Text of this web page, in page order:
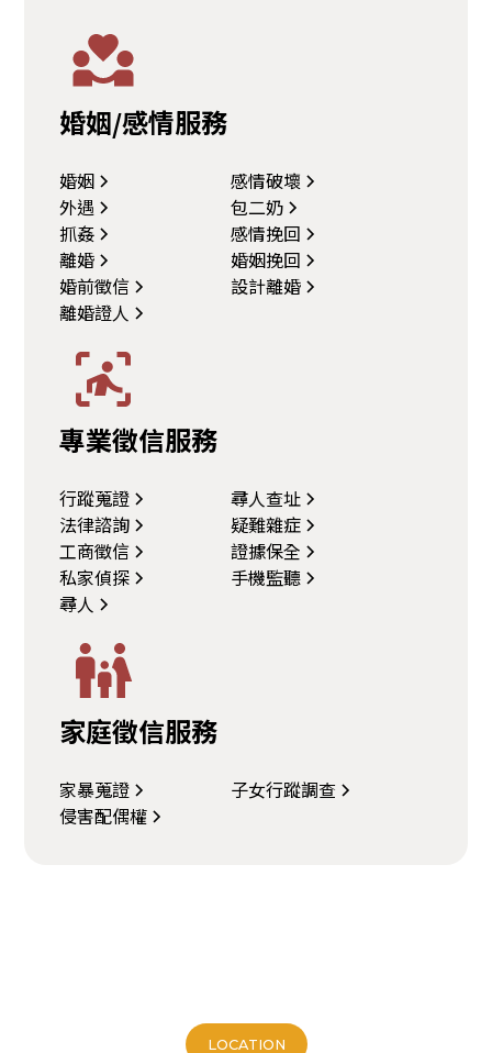
婚姻/感情服務
婚姻
感情破壞
外遇
包二奶
抓姦
感情挽回
離婚
婚姻挽回
婚前徵信
設計離婚
離婚證人
專業徵信服務
行蹤蒐證
尋人查址
法律諮詢
疑難雜症
工商徵信
證據保全
私家偵探
手機監聽
尋人
家庭徵信服務
家暴蒐證
子女行蹤調查
侵害配偶權
LOCATION